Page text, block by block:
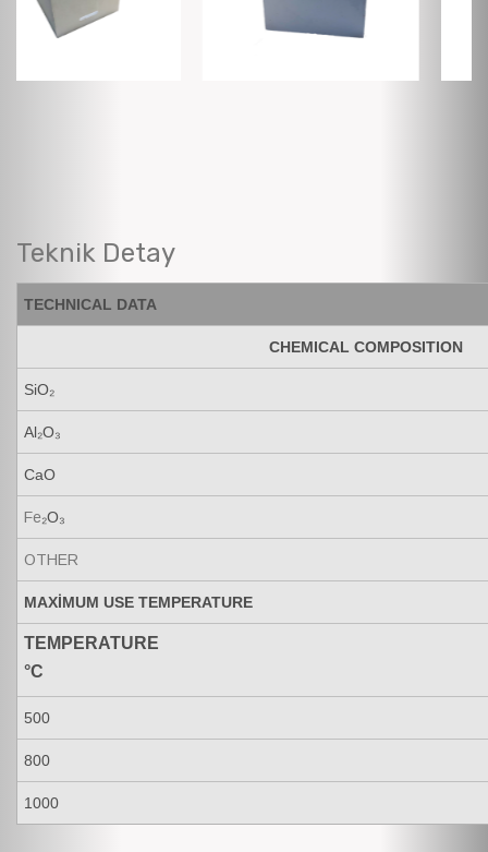
Teknik Detay
TECHNICAL DATA
CHEMICAL COMPOSITION
SiO₂
Al₂O₃
CaO
Fe₂O₃
OTHER
MAXİMUM USE TEMPERATURE
TEMPERATURE
°C
500
800
1000